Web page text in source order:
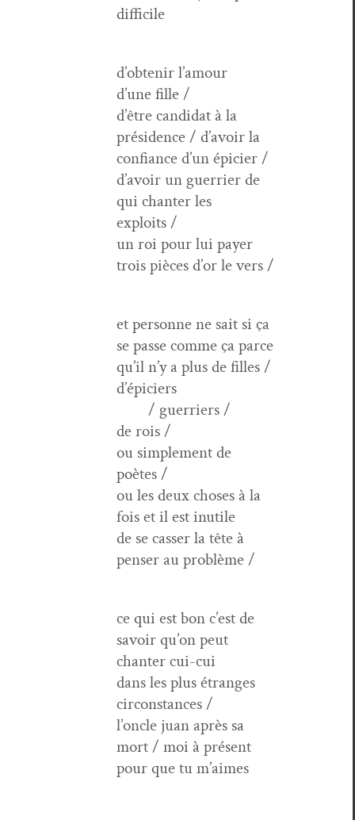
difficile
d’obtenir l’amour
d’une fille /
d’être can­di­dat à la
prési­dence / d’avoir la
con­fi­ance d’un épicier /
d’avoir un guer­ri­er de
qui chanter les
exploits /
un roi pour lui pay­er
trois pièces d’or le vers /
et per­son­ne ne sait si ça
se passe comme ça parce
qu’il n’y a plus de filles /
d’épiciers
/ guer­ri­ers /
de rois /
ou sim­ple­ment de
poètes /
ou les deux choses à la
fois et il est inutile
de se cass­er la tête à
penser au problème /
ce qui est bon c’est de
savoir qu’on peut
chanter cui-cui
dans les plus étranges
circonstances /
l’oncle juan après sa
mort / moi à présent
pour que tu m’aimes